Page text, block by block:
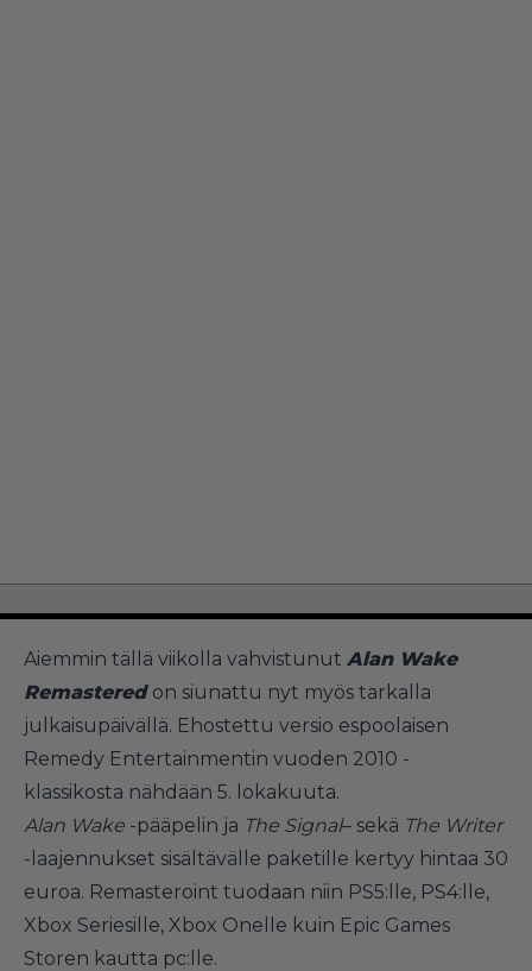
Aiemmin tällä viikolla vahvistunut Alan Wake
Remastered on siunattu nyt myös tarkalla
julkaisupäivällä. Ehostettu versio espoolaisen
Remedy Entertainmentin vuoden 2010 -
klassikosta nähdään 5. lokakuuta.
Alan Wake -pääpelin ja The Signal– sekä The Writer
-laajennukset sisältävälle paketille kertyy hintaa 30
euroa. Remasteroint tuodaan niin PS5:lle, PS4:lle,
Xbox Seriesille, Xbox Onelle kuin Epic Games
Storen kautta pc:lle.